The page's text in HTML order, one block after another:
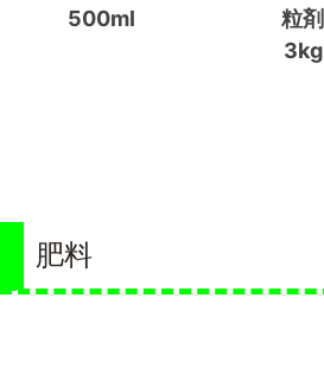
500ml
粒剤
3kg
肥料